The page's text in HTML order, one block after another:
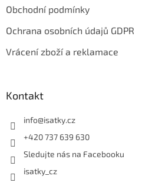
Obchodní podmínky
Ochrana osobních údajů GDPR
Vrácení zboží a reklamace
Kontakt
info@isatky.cz
+420 737 639 630
Sledujte nás na Facebooku
isatky_cz